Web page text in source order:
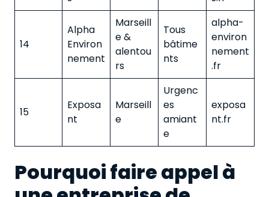
14
Alpha
Environ
nement
Marseill
e &
alentou
rs
Tous
bâtime
nts
alpha-
environ
nement
.fr
15
Exposa
nt
Marseill
e
Urgenc
es
amiant
e
exposa
nt.fr
Pourquoi faire appel à